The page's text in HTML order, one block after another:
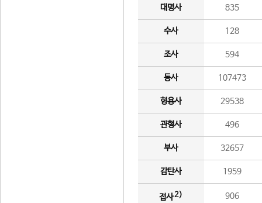
대명사 835
수사 128
조사 594
동사 107473
형용사 29538
관형사 496
부사 32657
감탄사 1959
접사2) 906